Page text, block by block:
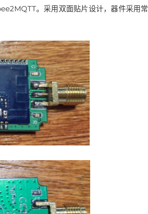
。采用双面贴片设计，器件采用常